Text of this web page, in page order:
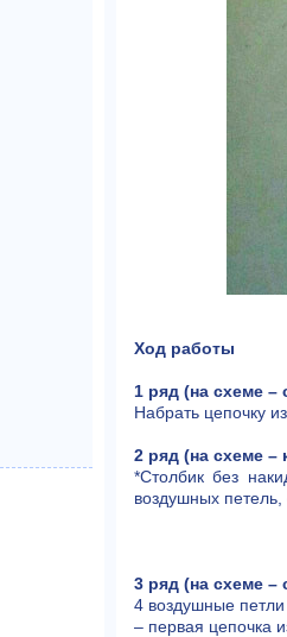
Ход работы
1 ряд (на схеме –
Набрать цепочку
2 ряд (на схеме –
*Столбик без
воздушных петель,
3 ряд (на схеме –
4 воздушные
– первая цепочка